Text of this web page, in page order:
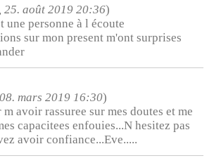
25. août 2019 20:36)
une personne à l écoute
sur mon present m'ont surprises
mars 2019 16:30)
avoir rassuree sur mes doutes et me
capacitees enfouies...N hesitez pas
avoir confiance...Eve.....